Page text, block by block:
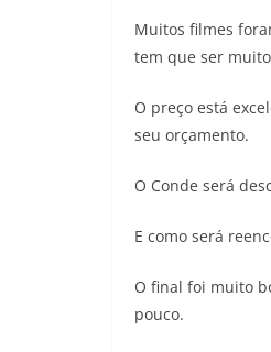
Muitos filmes
tem que ser
O preço está
seu orçamento.
O Conde será
E como será
O final foi muito
pouco.